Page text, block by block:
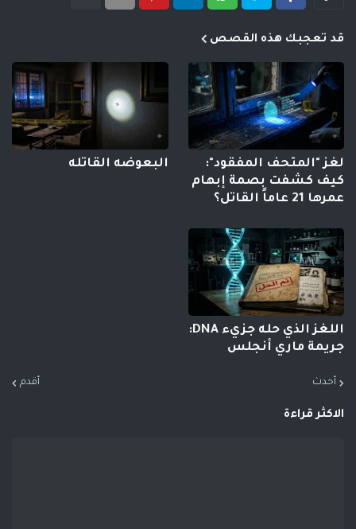
قد تعجبك هذه القصص
لغز "المتحف المفقود":
كيف كشفت بصمة إبهام
عمرها 21 عاماً القاتل؟
البعوضه القاتله
اللغز الذي حله جزيء DNA:
جريمة ماري أنجلس
أحدث أقدم
الاكثر قراءة